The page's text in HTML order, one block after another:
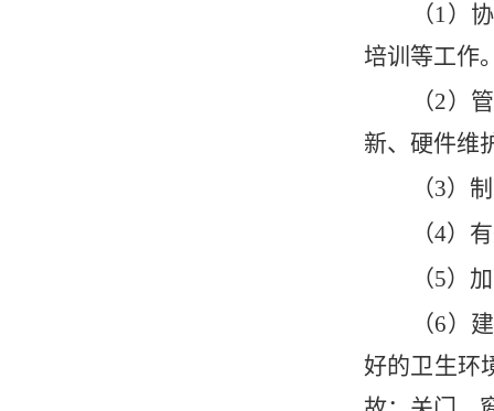
（1）
培训等工作
（2）
新、硬件维
（3）
（4）
（5）
（6）
好的卫生环